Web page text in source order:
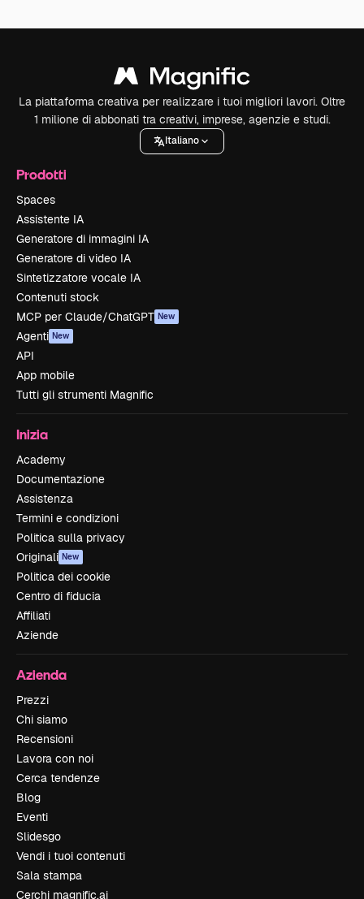
La piattaforma creativa per realizzare i tuoi migliori lavori. Oltre
1 milione di abbonati tra creativi, imprese, agenzie e studi.
Italiano
Prodotti
Spaces
Assistente IA
Generatore di immagini IA
Generatore di video IA
Sintetizzatore vocale IA
Contenuti stock
MCP per Claude/ChatGPT New
Agenti New
API
App mobile
Tutti gli strumenti Magnific
Inizia
Academy
Documentazione
Assistenza
Termini e condizioni
Politica sulla privacy
Originali New
Politica dei cookie
Centro di fiducia
Affiliati
Aziende
Azienda
Prezzi
Chi siamo
Recensioni
Lavora con noi
Cerca tendenze
Blog
Eventi
Slidesgo
Vendi i tuoi contenuti
Sala stampa
Cerchi magnific.ai